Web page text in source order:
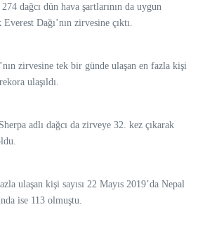
dağcı dün hava şartlarının da uygun
Dağı’nın zirvesine çıktı.
zirvesine tek bir günde ulaşan en fazla kişi
ulaşıldı.
adlı dağcı da zirveye 32. kez çıkarak
ulaşan kişi sayısı 22 Mayıs 2019’da Nepal
ise 113 olmuştu.